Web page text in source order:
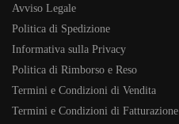
Avviso Legale
Politica di Spedizione
Informativa sulla Privacy
Politica di Rimborso e Reso
Termini e Condizioni di Vendita
Termini e Condizioni di Fatturazione